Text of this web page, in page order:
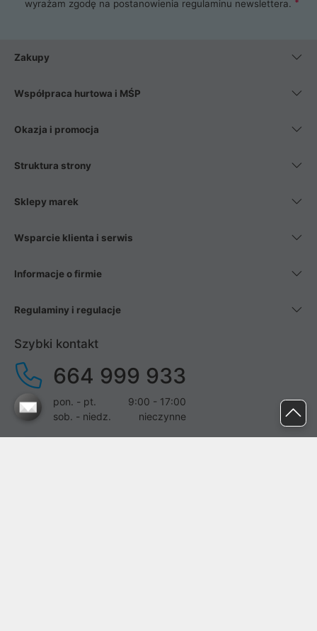
wyrażam zgodę na postanowienia regulaminu newslettera.
Zakupy
Współpraca hurtowa i MŚP
Okazja i promocja
Struktura strony
Sklepy marek
Wsparcie klienta i serwis
Informacje o firmie
Regulaminy i regulacje
Szybki kontakt
664 999 933
pon. - pt.
9:00 - 17:00
sob. - niedz.
nieczynne